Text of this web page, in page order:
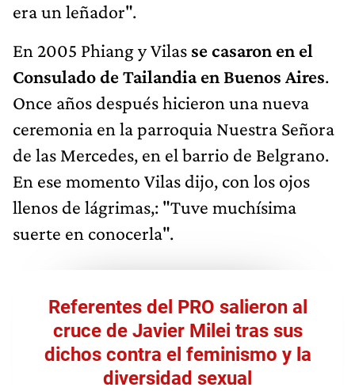
era un leñador".
En 2005 Phiang y Vilas se casaron en el
Consulado de Tailandia en Buenos Aires.
Once años después hicieron una nueva
ceremonia en la parroquia Nuestra Señora
de las Mercedes, en el barrio de Belgrano.
En ese momento Vilas dijo, con los ojos
llenos de lágrimas,: "Tuve muchísima
suerte en conocerla".
Referentes del PRO salieron al
cruce de Javier Milei tras sus
dichos contra el feminismo y la
diversidad sexual